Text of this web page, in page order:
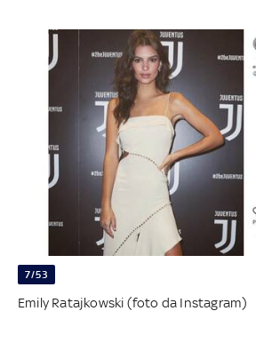
7/53
Emily Ratajkowski (foto da Instagram)